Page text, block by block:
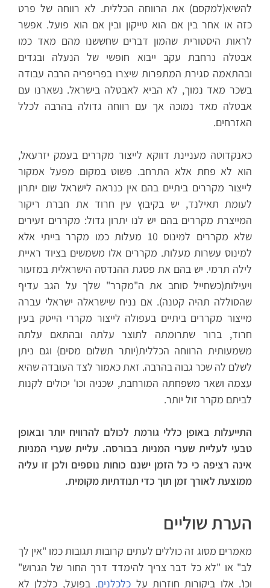
להשיא(למקסם) את הרווחה הכללית. לא רווחה של פרט
כזה או אחר בין אם הוא טייקון ובין אם הוא פועל. אפשר
לראות היסטורית שהמון דברים שחששנו מהם מאד כמו
אבטלה נרחבת עקב ייבוא חופשי של הנעלה ובגדים
ובהתאמה סגירת המתפרות שיצרו בפריפריה הרבה עבודה
בשכר מאד נמוך, לא הביא לאבטלה בישראל. נשארנו עם
אבטלה מאד נמוכה אך עם רווחה גדולה בהרבה לכלל
האזרחים.
כאנקדוטה מעניינת דווקא לייצור מקררים בעמק יזרעאל,
הוא לא פחת אלא התרחב. פשוט במקום מפעל אמקור
לייצור מקררים ביתיים בהם אין כנראה לישראל שום יתרון
לעומת תאילנד, יש בקיבוץ עין חרוד את חברת ריקור
המייצרת מקררים בהם יש לנו יתרון גדול: מקררים זעירים
שלא מקררים למינוס 10 מעלות כמו מקרר בייתי אלא
למינוס עשרות מעלות. מקררים אלו משמשים בציוד ראיית
לילה תרמי. יש בהם את פסגת ההנדסה הישראלית במזעור
ויעילות(כשחייל סוחב את ה"מקרר" שלך על הגב עדיף
שהסוללה תהיה קטנה). אם נניח שישראלה ישראלי עברה
מייצור מקררים ביתיים בעפולה לייצור מקררי הייטק בעין
חרוד, ברור שתרומתה לתוצר עלתה ובהתאם עלתה
משמעותית הרווחה הכללית(יותר תשלום מסים) וגם ניתן
לשלם לה שכר גבוה בהרבה. זאת כאמור לצד העובדה שהיא
עצמה ושאר משפחתה המורחבת, שכניה וכו' יכולים לקנות
לביתם מקרר זול יותר.
התייעלות באופן כללי גורמת לכולם להרוויח יותר ובאופן
טבעי לעליית שערי המניות בבורסה. עליית שערי המניות
אינה רציפה כי כל הזמן ישנם כוחות נוספים ולכן זו עליה
ממוצעת לאורך זמן תוך כדי תנודתיות מקומית.
הערת שוליים
מאמרים מסוג זה כוללים לעתים קרובות תגובות כמו "אין לך
לב" או "לא כל דבר צריך להימדד דרך החור של הגרוש"
וכו'. אלו ביקורות חוזרות על כלכלנים. בפועל, כלכלן לא